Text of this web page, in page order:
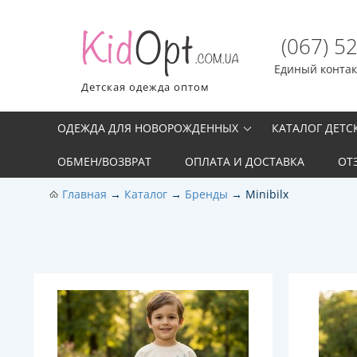
Детская одежда оптом
(067)
Единый
ОДЕЖДА ДЛЯ НОВОРОЖДЕННЫХ КАТАЛОГ
ОБМЕН/ВОЗВРАТ ОПЛАТА И ДОСТАВКА
Главная Каталог Бренды Minibilx